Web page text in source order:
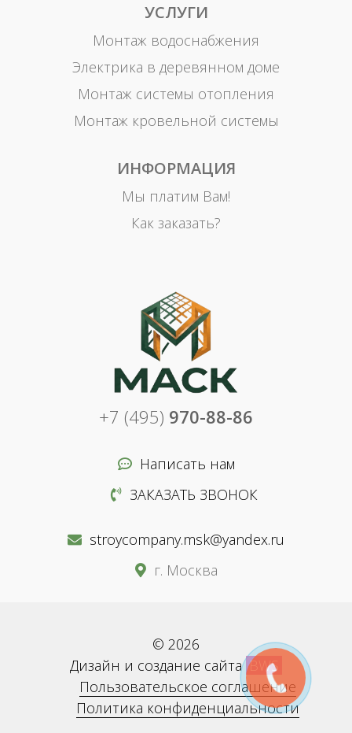
УСЛУГИ
Монтаж водоснабжения
Электрика в деревянном доме
Монтаж системы отопления
Монтаж кровельной системы
ИНФОРМАЦИЯ
Мы платим Вам!
Как заказать?
+7 (495) 970-88-86
Написать нам
ЗАКАЗАТЬ ЗВОНОК
stroycompany.msk@yandex.ru
г. Москва
© 2026
Дизайн и создание сайтаBWS
Пользовательское соглашение
Политика конфиденциальности